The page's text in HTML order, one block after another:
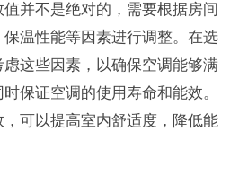
并不是绝对的，需要根据房间
温性能等因素进行调整。在选
这些因素，以确保空调能够满
保证空调的使用寿命和能效。
可以提高室内舒适度，降低能